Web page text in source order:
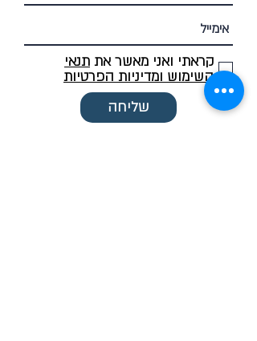
קראתי ואני מאשר את תנאי
השימוש ומדיניות הפרטיות
שליחה